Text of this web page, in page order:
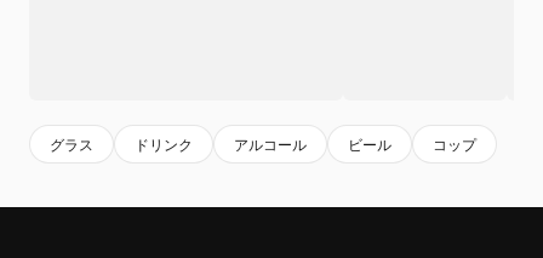
グラス ドリンク アルコール ビール コップ